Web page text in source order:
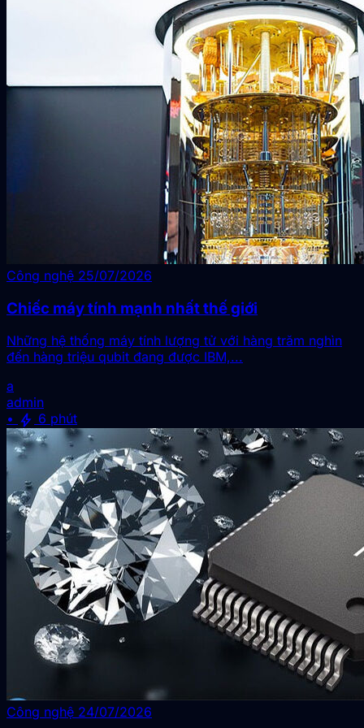
Công nghệ 25/07/2026
Chiếc máy tính mạnh nhất thế giới
Những hệ thống máy tính lượng tử với hàng trăm nghìn
đến hàng triệu qubit đang được IBM,...
a
admin
• bolt 6 phút
Công nghệ 24/07/2026